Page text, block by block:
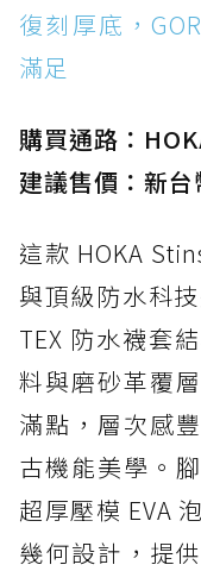
復刻厚底，
滿足
購買通路：
建議售價：新
這款 HOKA
與頂級防水科
TEX 防水襪套
料與磨砂革覆
滿點，層次感
古機能美學。
超厚壓模 EVA
幾何設計，提